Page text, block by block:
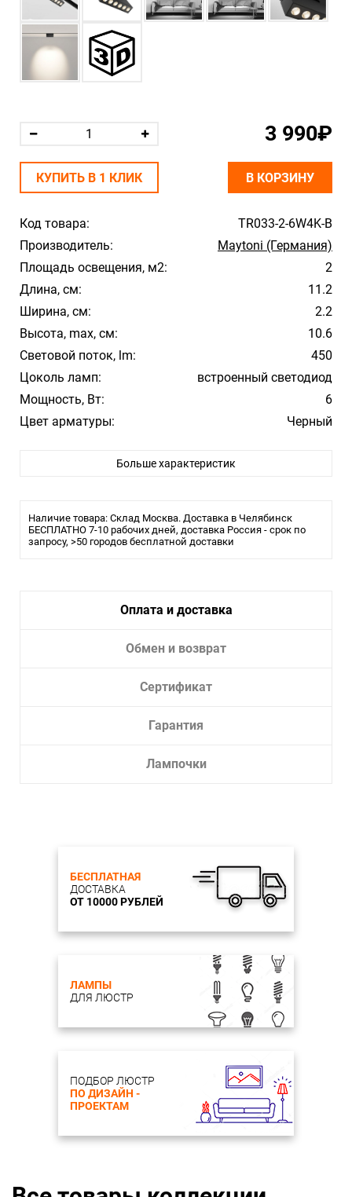
Код товара:
TR033-2-6W4K-B
Производитель:
Maytoni (Германия)
Площадь освещения, м2:
2
Длина, см:
11.2
Ширина, см:
2.2
Высота, max, см:
10.6
Световой поток, lm:
450
Цоколь ламп:
встроенный светодиод
Мощность, Вт:
6
Цвет арматуры:
Черный
Материал плафона/абажура:
Тип лампы:
Индекс цветопередачи, RA: 90
Диммируемая: Нет
Больше характеристик
Наличие товара: Склад Москва. Доставка в Челябинск
БЕСПЛАТНО 7-10 рабочих дней, доставка Россия - срок по
запросу, >50 городов бесплатной доставки
3 990₽
КУПИТЬ В 1 КЛИК В КОРЗИНУ
Оплата и доставка
Обмен и возврат
Сертификат
Гарантия
Лампочки
БЕСПЛАТНАЯ
ДОСТАВКА
ОТ 10000 РУБЛЕЙ
ЛАМПЫ
ДЛЯ ЛЮСТР
ПОДБОР ЛЮСТР
ПО ДИЗАЙН -
ПРОЕКТАМ